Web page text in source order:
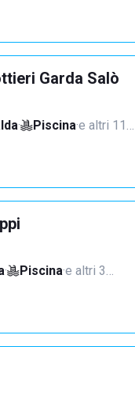
Garda Salò
· Piscina·e altri 11…
· Piscina·e altri 3…